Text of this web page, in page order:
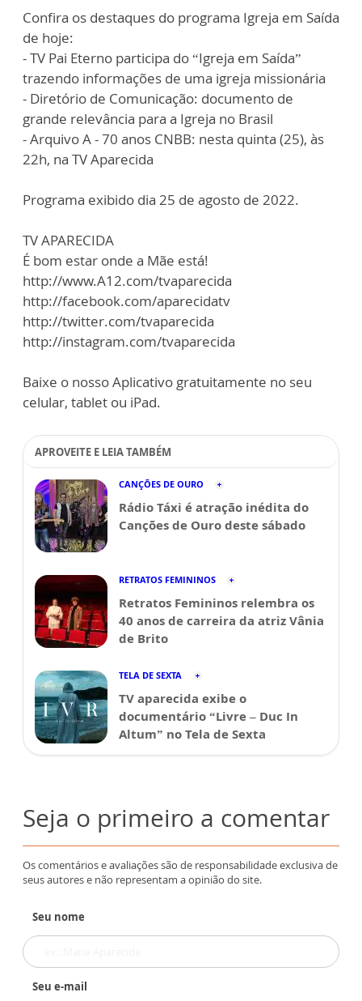
Confira os destaques do programa Igreja em Saída
de hoje:
- TV Pai Eterno participa do “Igreja em Saída”
trazendo informações de uma igreja missionária
- Diretório de Comunicação: documento de
grande relevância para a Igreja no Brasil
- Arquivo A - 70 anos CNBB: nesta quinta (25), às
22h, na TV Aparecida
Programa exibido dia 25 de agosto de 2022.
TV APARECIDA
É bom estar onde a Mãe está!
http://www.A12.com/tvaparecida
http://facebook.com/aparecidatv
http://twitter.com/tvaparecida
http://instagram.com/tvaparecida
Baixe o nosso Aplicativo gratuitamente no seu
celular, tablet ou iPad.
APROVEITE E LEIA TAMBÉM
CANÇÕES DE OURO
Rádio Táxi é atração inédita do
Canções de Ouro deste sábado
RETRATOS FEMININOS
Retratos Femininos relembra os
40 anos de carreira da atriz Vânia
de Brito
TELA DE SEXTA
TV aparecida exibe o
documentário “Livre – Duc In
Altum” no Tela de Sexta
Seja o primeiro a comentar
Os comentários e avaliações são de responsabilidade exclusiva de
seus autores e não representam a opinião do site.
Seu nome
Seu e-mail